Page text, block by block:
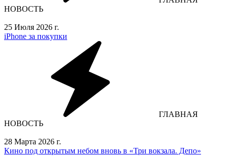
НОВОСТЬ
25 Июля 2026 г.
iPhone за покупки
ГЛАВНАЯ
НОВОСТЬ
28 Марта 2026 г.
Кино под открытым небом вновь в «Три вокзала. Депо»